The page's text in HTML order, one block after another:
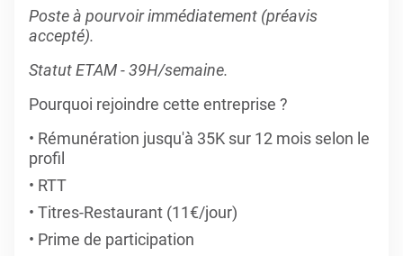
Poste à pourvoir immédiatement (préavis
accepté).
Statut ETAM - 39H/semaine.
Pourquoi rejoindre cette entreprise ?
Rémunération jusqu'à 35K sur 12 mois selon le
profil
RTT
Titres-Restaurant (11€/jour)
Prime de participation